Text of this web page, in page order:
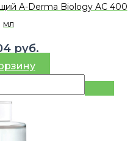
A-Derma Biology AC 400
мл
руб.